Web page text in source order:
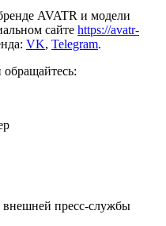
AVATR и модели
сайте https://avatr-
VK, Telegram.
внешней пресс-службы